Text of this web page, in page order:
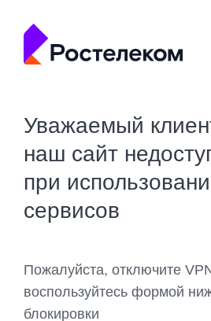
Уважаемый
наш сайт
при
сервисов
Пожалуйста, отключите
воспользуйтесь формой
блокировки